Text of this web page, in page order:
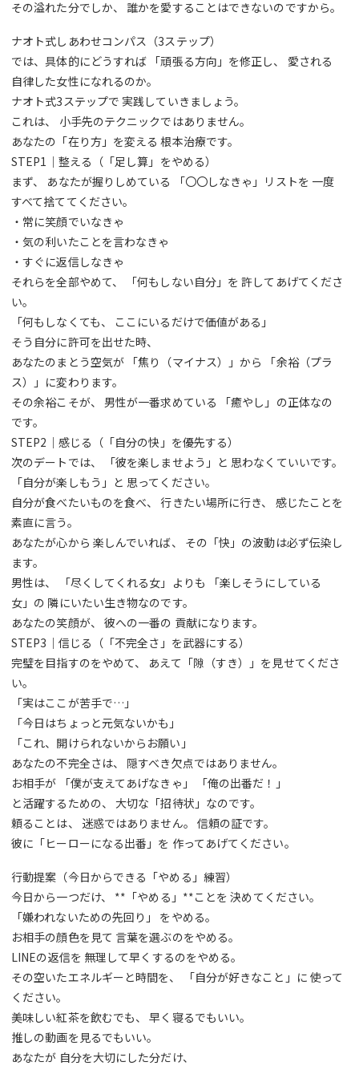
その溢れた分でしか、 誰かを愛することはできないのですから。
ナオト式しあわせコンパス（3ステップ）
では、具体的にどうすれば 「頑張る方向」を修正し、 愛される
自律した女性になれるのか。
ナオト式3ステップで 実践していきましょう。
これは、 小手先のテクニックではありません。
あなたの「在り方」を変える 根本治療です。
STEP1｜整える（「足し算」をやめる）
まず、 あなたが握りしめている 「〇〇しなきゃ」リストを 一度
すべて捨ててください。
・常に笑顔でいなきゃ
・気の利いたことを言わなきゃ
・すぐに返信しなきゃ
それらを全部やめて、 「何もしない自分」を 許してあげてくださ
い。
「何もしなくても、 ここにいるだけで価値がある」
そう自分に許可を出せた時、
あなたのまとう空気が 「焦り（マイナス）」から 「余裕（プラ
ス）」に変わります。
その余裕こそが、 男性が一番求めている 「癒やし」の正体なの
です。
STEP2｜感じる（「自分の快」を優先する）
次のデートでは、 「彼を楽しませよう」と 思わなくていいです。
「自分が楽しもう」と 思ってください。
自分が食べたいものを食べ、 行きたい場所に行き、 感じたことを
素直に言う。
あなたが心から 楽しんでいれば、 その「快」の波動は必ず伝染し
ます。
男性は、 「尽くしてくれる女」よりも 「楽しそうにしている
女」の 隣にいたい生き物なのです。
あなたの笑顔が、 彼への一番の 貢献になります。
STEP3｜信じる（「不完全さ」を武器にする）
完璧を目指すのをやめて、 あえて「隙（すき）」を見せてくださ
い。
「実はここが苦手で…」
「今日はちょっと元気ないかも」
「これ、開けられないからお願い」
あなたの不完全さは、 隠すべき欠点ではありません。
お相手が 「僕が支えてあげなきゃ」 「俺の出番だ！」
と活躍するための、 大切な「招待状」なのです。
頼ることは、 迷惑ではありません。 信頼の証です。
彼に「ヒーローになる出番」を 作ってあげてください。
行動提案（今日からできる「やめる」練習）
今日から一つだけ、 **「やめる」**ことを 決めてください。
「嫌われないための先回り」 をやめる。
お相手の顔色を見て 言葉を選ぶのをやめる。
LINEの返信を 無理して早くするのをやめる。
その空いたエネルギーと時間を、 「自分が好きなこと」に 使って
ください。
美味しい紅茶を飲むでも、 早く寝るでもいい。
推しの動画を見るでもいい。
あなたが 自分を大切にした分だけ、